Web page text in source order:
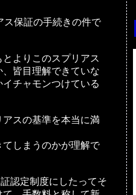
ス保証の手続きの件で
よりこのスプリアス
皆目理解できていな
チャモンつけている
スの基準を本当に満
しまうのかが理解で
認定制度にしたってそ